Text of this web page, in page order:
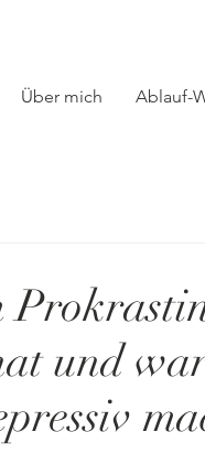
Über mich Ablauf-
und